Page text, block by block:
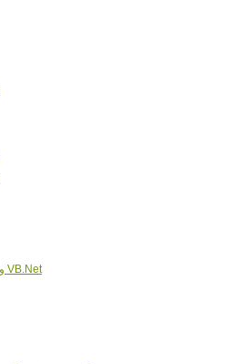
ويژوال بيسيک دات نت VB.Net